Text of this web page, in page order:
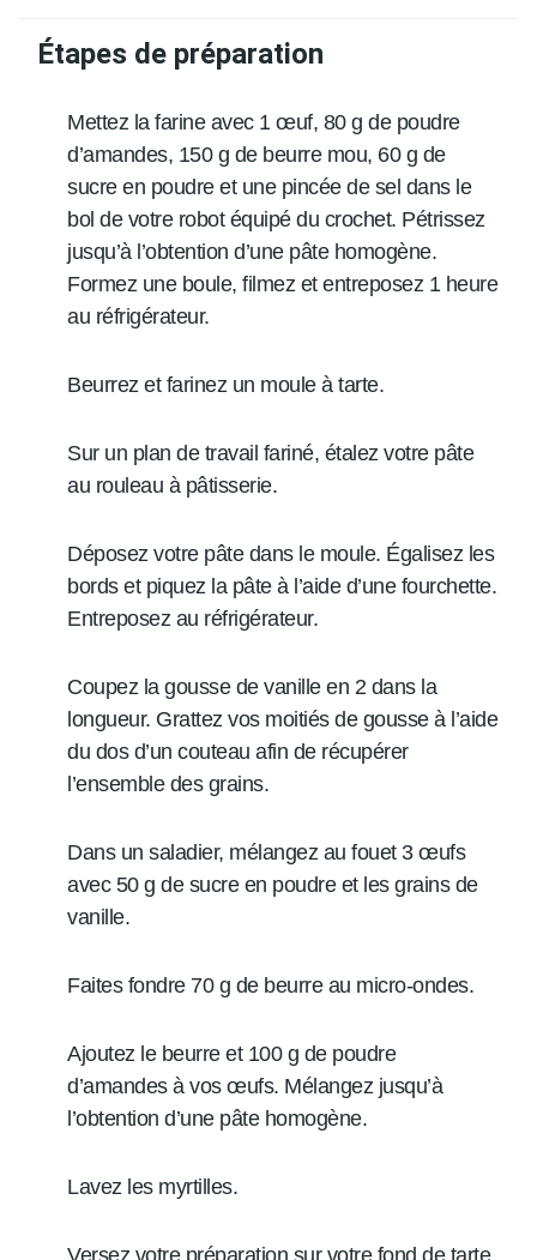
Étapes de préparation
Mettez la farine avec 1 œuf, 80 g de poudre
d’amandes, 150 g de beurre mou, 60 g de
sucre en poudre et une pincée de sel dans le
bol de votre robot équipé du crochet. Pétrissez
jusqu’à l’obtention d’une pâte homogène.
Formez une boule, filmez et entreposez 1 heure
au réfrigérateur.
Beurrez et farinez un moule à tarte.
Sur un plan de travail fariné, étalez votre pâte
au rouleau à pâtisserie.
Déposez votre pâte dans le moule. Égalisez les
bords et piquez la pâte à l’aide d’une fourchette.
Entreposez au réfrigérateur.
Coupez la gousse de vanille en 2 dans la
longueur. Grattez vos moitiés de gousse à l’aide
du dos d’un couteau afin de récupérer
l’ensemble des grains.
Dans un saladier, mélangez au fouet 3 œufs
avec 50 g de sucre en poudre et les grains de
vanille.
Faites fondre 70 g de beurre au micro-ondes.
Ajoutez le beurre et 100 g de poudre
d’amandes à vos œufs. Mélangez jusqu’à
l’obtention d’une pâte homogène.
Lavez les myrtilles.